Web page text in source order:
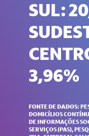
SUL:
3,96%
FONTE DE DADOS:
DOMICÍLIOS
DE INFORMAÇÕES
SERVIÇOS (PAS),